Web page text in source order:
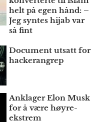
helt på egen hånd: –
Jeg syntes hijab var
så fint
Document utsatt for
hackerangrep
Anklager Elon Musk
for å være høyre­
ekstrem